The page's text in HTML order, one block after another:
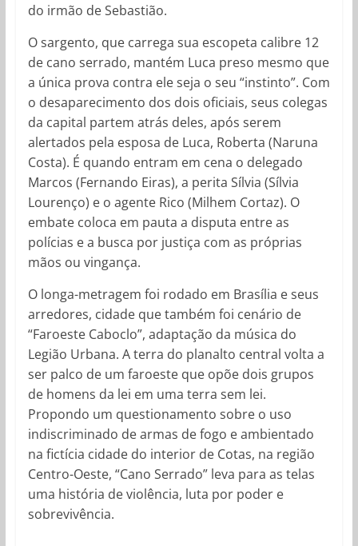
do irmão de Sebastião.
O sargento, que carrega sua escopeta calibre 12
de cano serrado, mantém Luca preso mesmo que
a única prova contra ele seja o seu “instinto”. Com
o desaparecimento dos dois oficiais, seus colegas
da capital partem atrás deles, após serem
alertados pela esposa de Luca, Roberta (Naruna
Costa). É quando entram em cena o delegado
Marcos (Fernando Eiras), a perita Sílvia (Sílvia
Lourenço) e o agente Rico (Milhem Cortaz). O
embate coloca em pauta a disputa entre as
polícias e a busca por justiça com as próprias
mãos ou vingança.
O longa-metragem foi rodado em Brasília e seus
arredores, cidade que também foi cenário de
“Faroeste Caboclo”, adaptação da música do
Legião Urbana. A terra do planalto central volta a
ser palco de um faroeste que opõe dois grupos
de homens da lei em uma terra sem lei.
Propondo um questionamento sobre o uso
indiscriminado de armas de fogo e ambientado
na fictícia cidade do interior de Cotas, na região
Centro-Oeste, “Cano Serrado” leva para as telas
uma história de violência, luta por poder e
sobrevivência.